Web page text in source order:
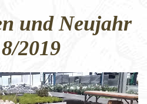
und Neujahr
2019